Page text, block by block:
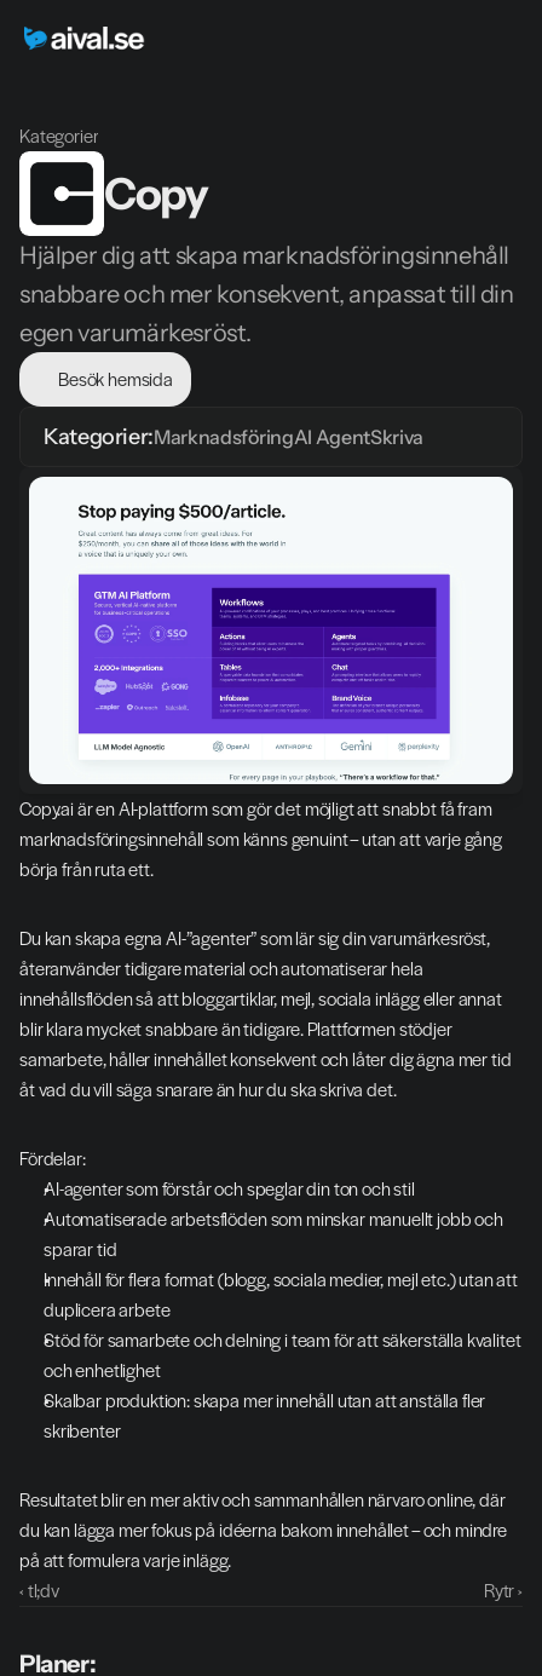
Kategorier
Copy
Hjälper dig att skapa marknadsföringsinnehåll
snabbare och mer konsekvent, anpassat till din
egen varumärkesröst.
Besök hemsida
Kategorier:MarknadsföringAI AgentSkriva
Copy.ai är en AI-plattform som gör det möjligt att snabbt få fram
marknadsföringsinnehåll som känns genuint – utan att varje gång
börja från ruta ett.
Du kan skapa egna AI-”agenter” som lär sig din varumärkesröst,
återanvänder tidigare material och automatiserar hela
innehållsflöden så att bloggartiklar, mejl, sociala inlägg eller annat
blir klara mycket snabbare än tidigare. Plattformen stödjer
samarbete, håller innehållet konsekvent och låter dig ägna mer tid
åt vad du vill säga snarare än hur du ska skriva det.
Fördelar:
AI-agenter som förstår och speglar din ton och stil
Automatiserade arbetsflöden som minskar manuellt jobb och
sparar tid
Innehåll för flera format (blogg, sociala medier, mejl etc.) utan att
duplicera arbete
Stöd för samarbete och delning i team för att säkerställa kvalitet
och enhetlighet
Skalbar produktion: skapa mer innehåll utan att anställa fler
skribenter
Resultatet blir en mer aktiv och sammanhållen närvaro online, där
du kan lägga mer fokus på idéerna bakom innehållet – och mindre
på att formulera varje inlägg.
‹ tl;dv
Rytr ›
Planer: